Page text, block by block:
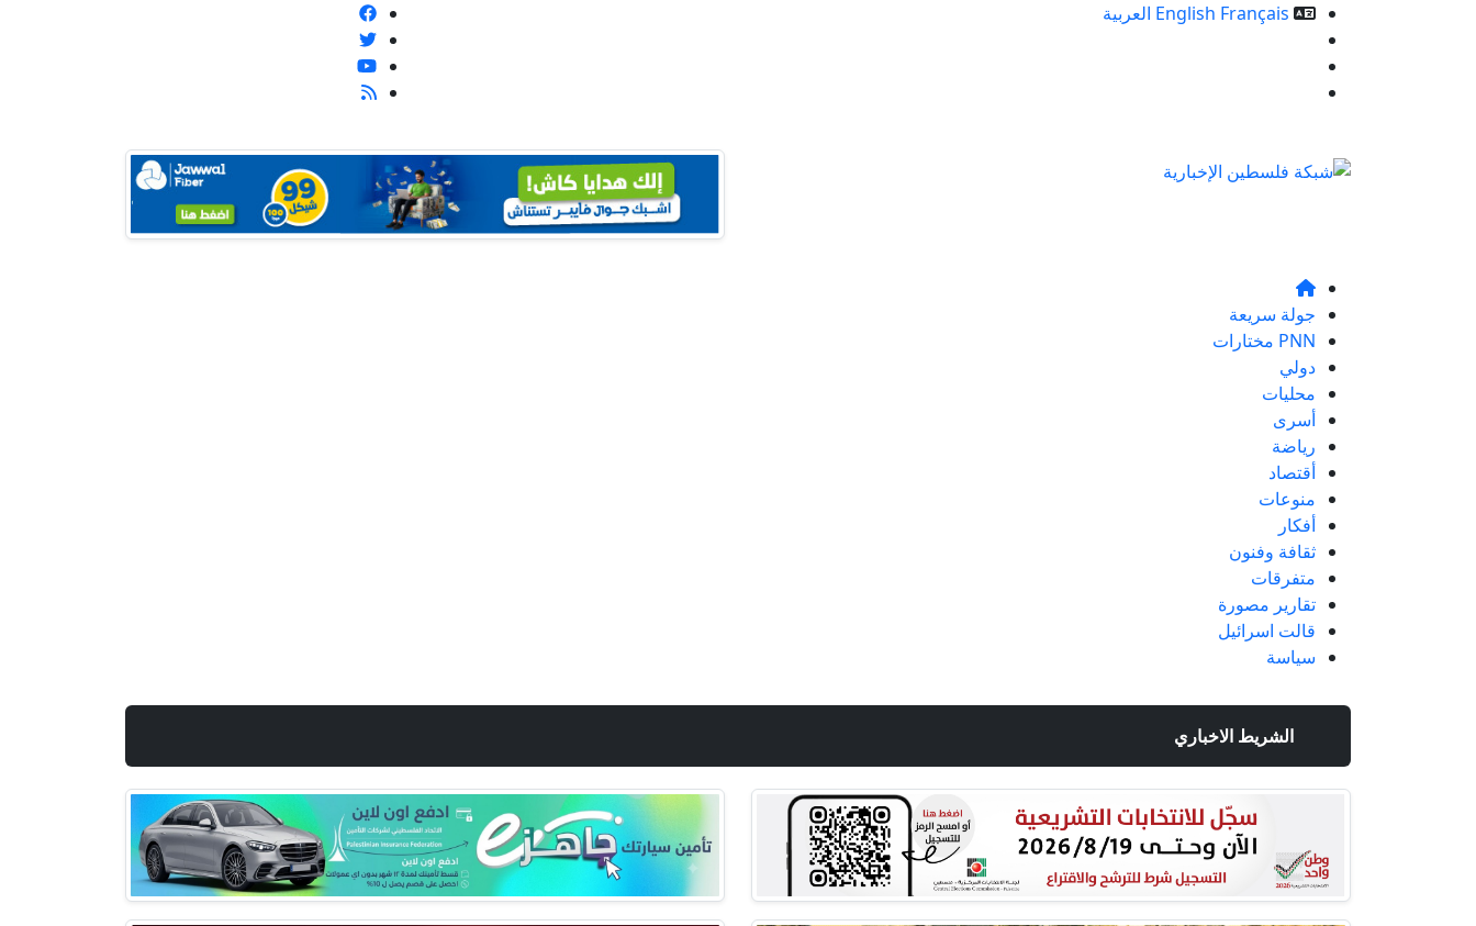
English Français
العربية
جولة سريعة
PNN مختارات
دولي
محليات
أسرى
رياضة
أقتصاد
منوعات
أفكار
ثقافة وفنون
متفرقات
تقارير مصورة
قالت اسرائيل
سياسة
الشريط الاخباري